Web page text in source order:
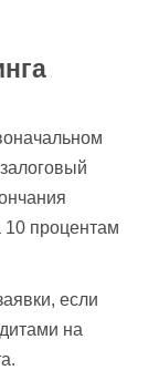
10 процентам
если
на